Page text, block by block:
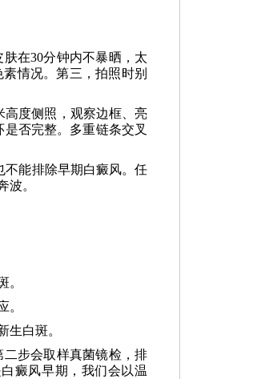
在30分钟内不暴晒，太
情况。第三，拍照时别
高度侧照，观察边框、亮
否完整。多重链条交叉
不能排除早期白癜风。任
波。
。
。
生白斑。
步会取样真菌镜检，排
癜风早期，我们会以温